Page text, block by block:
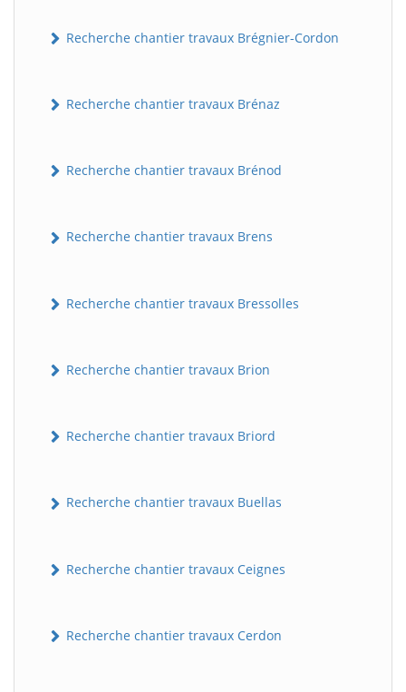
Recherche chantier travaux Brégnier-Cordon
Recherche chantier travaux Brénaz
Recherche chantier travaux Brénod
Recherche chantier travaux Brens
Recherche chantier travaux Bressolles
Recherche chantier travaux Brion
Recherche chantier travaux Briord
Recherche chantier travaux Buellas
Recherche chantier travaux Ceignes
Recherche chantier travaux Cerdon